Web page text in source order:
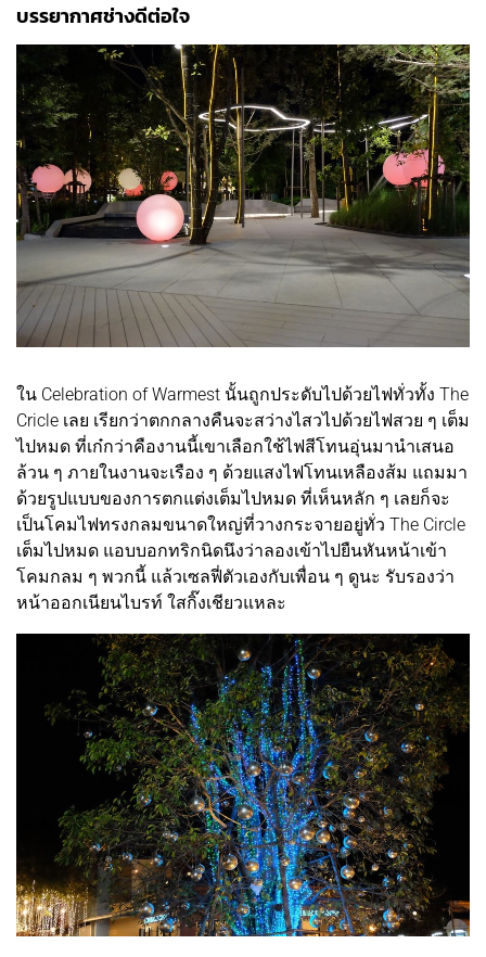
บรรยากาศช่างดีต่อใจ
ใน Celebration of Warmest นั้นถูกประดับไปด้วยไฟทั่วทั้ง The
Cricle เลย เรียกว่าตกกลางคืนจะสว่างไสวไปด้วยไฟสวย ๆ เต็ม
ไปหมด ที่เก๋กว่าคืองานนี้เขาเลือกใช้ไฟสีโทนอุ่นมานำเสนอ
ล้วน ๆ ภายในงานจะเรือง ๆ ด้วยแสงไฟโทนเหลืองส้ม แถมมา
ด้วยรูปแบบของการตกแต่งเต็มไปหมด ที่เห็นหลัก ๆ เลยก็จะ
เป็นโคมไฟทรงกลมขนาดใหญ่ที่วางกระจายอยู่ทั่ว The Circle
เต็มไปหมด แอบบอกทริกนิดนึงว่าลองเข้าไปยืนหันหน้าเข้า
โคมกลม ๆ พวกนี้ แล้วเซลฟี่ตัวเองกับเพื่อน ๆ ดูนะ รับรองว่า
หน้าออกเนียนไบรท์ ใสกิ๊งเชียวแหละ